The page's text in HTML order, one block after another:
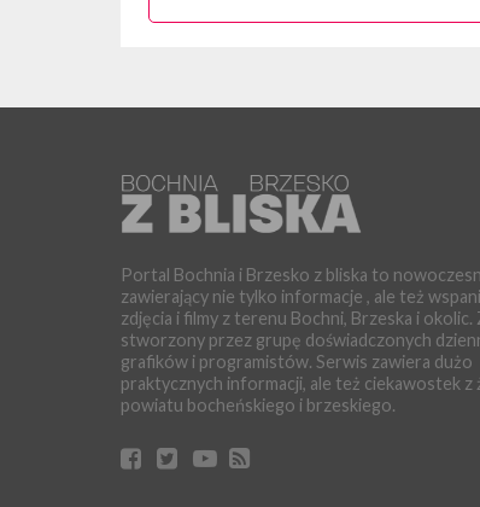
Portal Bochnia i Brzesko z bliska to
zawierający nie tylko informacje , ale też
zdjęcia i filmy z terenu Bochni, Brzeska i okolic.
stworzony przez grupę doświadczonych
grafików i programistów. Serwis zawiera dużo
praktycznych informacji, ale też ciekawostek z
powiatu bocheńskiego i brzeskiego.